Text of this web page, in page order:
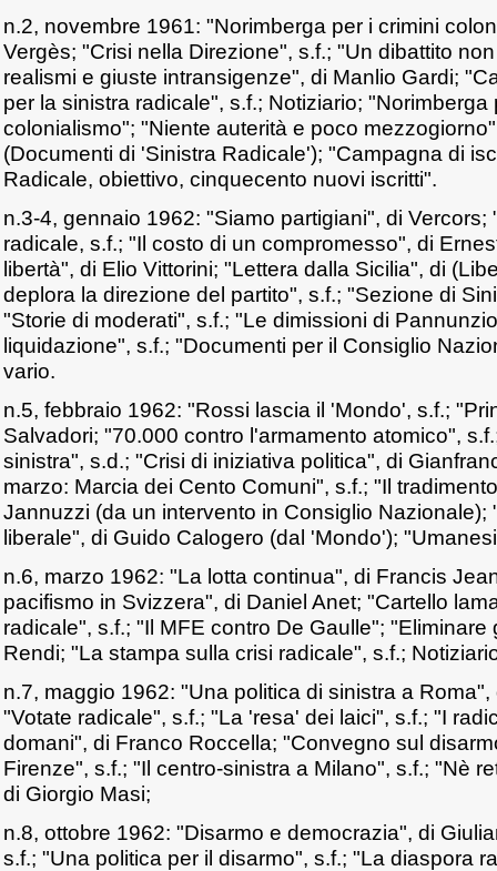
n.2, novembre 1961: "Norimberga per i crimini
Vergès; "Crisi nella Direzione", s.f.; "Un dibattito
realismi e giuste intransigenze", di Manlio Gardi;
per la sinistra radicale", s.f.; Notiziario; "Norimberga
colonialismo"; "Niente auterità e poco
(Documenti di 'Sinistra Radicale'); "Campagna di
Radicale, obiettivo, cinquecento nuovi iscritti".
n.3-4, gennaio 1962: "Siamo partigiani", di Vercors;
radicale, s.f.; "Il costo di un compromesso", di
libertà", di Elio Vittorini; "Lettera dalla Sicilia", di
deplora la direzione del partito", s.f.; "Sezione di
"Storie di moderati", s.f.; "Le dimissioni di
liquidazione", s.f.; "Documenti per il Consiglio
vario.
n.5, febbraio 1962: "Rossi lascia il 'Mondo', s.f.;
Salvadori; "70.000 contro l'armamento atomico",
sinistra", s.d.; "Crisi di iniziativa politica", di
marzo: Marcia dei Cento Comuni", s.f.; "Il
Jannuzzi (da un intervento in Consiglio Nazionale);
liberale", di Guido Calogero (dal 'Mondo');
n.6, marzo 1962: "La lotta continua", di Francis
pacifismo in Svizzera", di Daniel Anet; "Cartello
radicale", s.f.; "Il MFE contro De Gaulle"; "Eliminare
Rendi; "La stampa sulla crisi radicale", s.f.;
n.7, maggio 1962: "Una politica di sinistra a
"Votate radicale", s.f.; "La 'resa' dei laici", s.f.; "I
domani", di Franco Roccella; "Convegno sul
Firenze", s.f.; "Il centro-sinistra a Milano", s.f.; "Nè
di Giorgio Masi;
n.8, ottobre 1962: "Disarmo e democrazia", di
s.f.; "Una politica per il disarmo", s.f.; "La diaspora